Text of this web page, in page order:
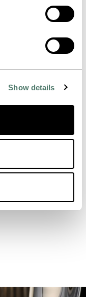
Show details